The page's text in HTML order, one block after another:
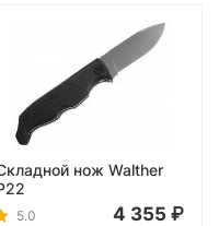
нож Walther
5.0 4 355